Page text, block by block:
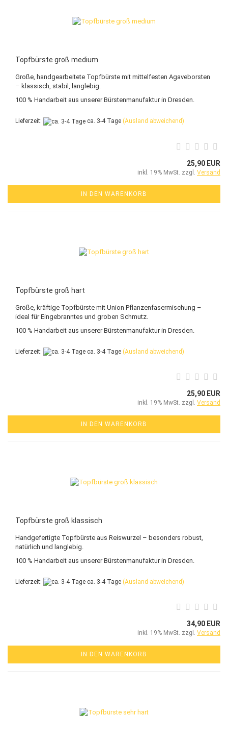
Topfbürste groß medium
Große, handgearbeitete Topfbürste mit mittelfesten Agaveborsten
– klassisch, stabil, langlebig.
100 % Handarbeit aus unserer Bürstenmanufaktur in Dresden.
Lieferzeit: ca. 3-4 Tage (Ausland abweichend)
25,90 EUR
inkl. 19% MwSt. zzgl. Versand
IN DEN WARENKORB
Topfbürste groß hart
Große, kräftige Topfbürste mit Union Pflanzenfasermischung –
ideal für Eingebranntes und groben Schmutz.
100 % Handarbeit aus unserer Bürstenmanufaktur in Dresden.
Lieferzeit: ca. 3-4 Tage (Ausland abweichend)
25,90 EUR
inkl. 19% MwSt. zzgl. Versand
IN DEN WARENKORB
Topfbürste groß klassisch
Handgefertigte Topfbürste aus Reiswurzel – besonders robust,
natürlich und langlebig.
100 % Handarbeit aus unserer Bürstenmanufaktur in Dresden.
Lieferzeit: ca. 3-4 Tage (Ausland abweichend)
34,90 EUR
inkl. 19% MwSt. zzgl. Versand
IN DEN WARENKORB